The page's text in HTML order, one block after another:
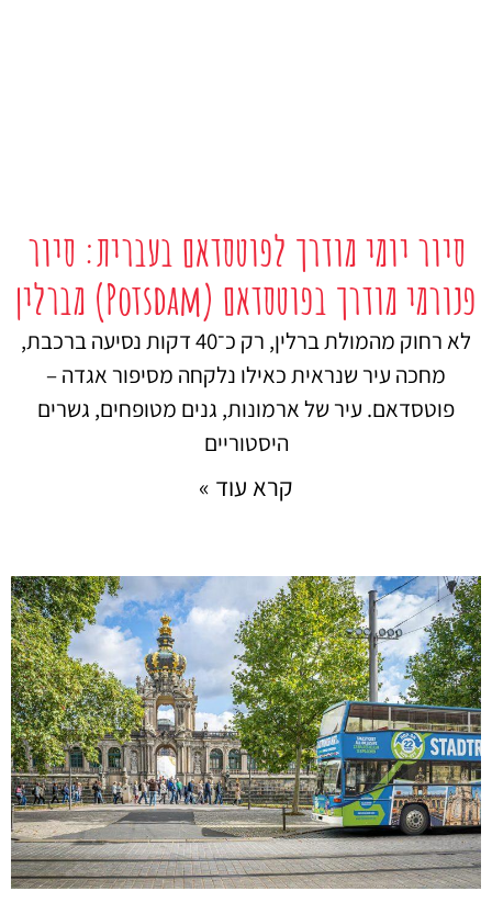
סיור יומי מודרך לפוטסדאם בעברית: סיור
פנורמי מודרך בפוטסדאם (Potsdam) מברלין
לא רחוק מהמולת ברלין, רק כ־40 דקות נסיעה ברכבת,
מחכה עיר שנראית כאילו נלקחה מסיפור אגדה –
פוטסדאם. עיר של ארמונות, גנים מטופחים, גשרים
היסטוריים
קרא עוד »